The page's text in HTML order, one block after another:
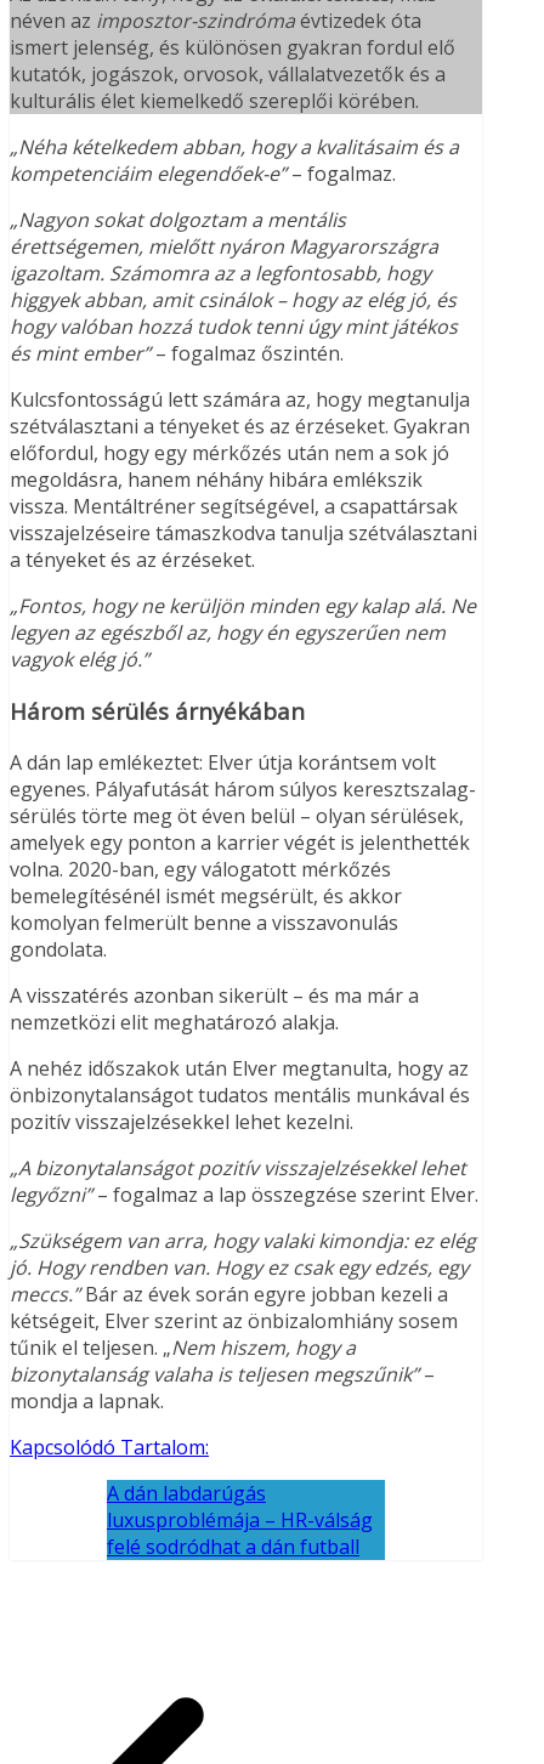
néven az imposztor-szindrómaévtizedek óta
ismert jelenség, és különösen gyakran fordul elő
kutatók, jogászok, orvosok, vállalatvezetők és a
kulturális élet kiemelkedő szereplői körében.
„Néha kételkedem abban, hogy a kvalitásaim és a
kompetenciáim elegendőek-e”– fogalmaz.
„Nagyon sokat dolgoztam a mentális
érettségemen, mielőtt nyáron Magyarországra
igazoltam. Számomra az a legfontosabb, hogy
higgyek abban, amit csinálok – hogy az elég jó, és
hogy valóban hozzá tudok tenni úgy mint játékos
és mint ember”– fogalmaz őszintén.
Kulcsfontosságú lett számára az, hogy megtanulja
szétválasztani a tényeket és az érzéseket. Gyakran
előfordul, hogy egy mérkőzés után nem a sok jó
megoldásra, hanem néhány hibára emlékszik
vissza. Mentáltréner segítségével, a csapattársak
visszajelzéseire támaszkodva tanulja szétválasztani
a tényeket és az érzéseket.
„Fontos, hogy ne kerüljön minden egy kalap alá. Ne
legyen az egészből az, hogy én egyszerűen nem
vagyok elég jó.”
Három sérülés árnyékában
A dán lap emlékeztet: Elver útja korántsem volt
egyenes. Pályafutását három súlyos keresztszalag-
sérülés törte meg öt éven belül – olyan sérülések,
amelyek egy ponton a karrier végét is jelenthették
volna. 2020-ban, egy válogatott mérkőzés
bemelegítésénél ismét megsérült, és akkor
komolyan felmerült benne a visszavonulás
gondolata.
A visszatérés azonban sikerült – és ma már a
nemzetközi elit meghatározó alakja.
A nehéz időszakok után Elver megtanulta, hogy az
önbizonytalanságot tudatos mentális munkával és
pozitív visszajelzésekkel lehet kezelni.
„A bizonytalanságot pozitív visszajelzésekkel lehet
legyőzni”– fogalmaz a lap összegzése szerint Elver.
„Szükségem van arra, hogy valaki kimondja: ez elég
jó. Hogy rendben van. Hogy ez csak egy edzés, egy
meccs.”Bár az évek során egyre jobban kezeli a
kétségeit, Elver szerint az önbizalomhiány sosem
tűnik el teljesen. „Nem hiszem, hogy a
bizonytalanság valaha is teljesen megszűnik”–
mondja a lapnak.
Kapcsolódó Tartalom:
A dán labdarúgás
luxusproblémája – HR-válság
felé sodródhat a dán futball